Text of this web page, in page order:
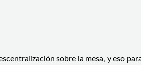
sobre la mesa, y eso